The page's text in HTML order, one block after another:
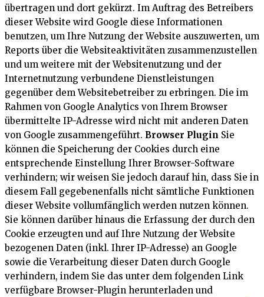
übertragen und dort gekürzt. Im Auftrag des Betreibers
dieser Website wird Google diese Informationen
benutzen, um Ihre Nutzung der Website auszuwerten, um
Reports über die Websiteaktivitäten zusammenzustellen
und um weitere mit der Websitenutzung und der
Internetnutzung verbundene Dienstleistungen
gegenüber dem Websitebetreiber zu erbringen. Die im
Rahmen von Google Analytics von Ihrem Browser
übermittelte IP-Adresse wird nicht mit anderen Daten
von Google zusammengeführt. Browser Plugin Sie
können die Speicherung der Cookies durch eine
entsprechende Einstellung Ihrer Browser-Software
verhindern; wir weisen Sie jedoch darauf hin, dass Sie in
diesem Fall gegebenenfalls nicht sämtliche Funktionen
dieser Website vollumfänglich werden nutzen können.
Sie können darüber hinaus die Erfassung der durch den
Cookie erzeugten und auf Ihre Nutzung der Website
bezogenen Daten (inkl. Ihrer IP-Adresse) an Google
sowie die Verarbeitung dieser Daten durch Google
verhindern, indem Sie das unter dem folgenden Link
verfügbare Browser-Plugin herunterladen und